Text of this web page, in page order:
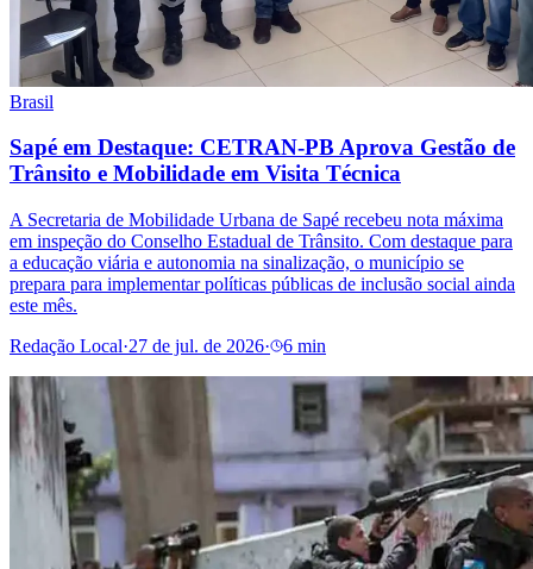
Brasil
Sapé em Destaque: CETRAN-PB Aprova Gestão de
Trânsito e Mobilidade em Visita Técnica
A Secretaria de Mobilidade Urbana de Sapé recebeu nota máxima
em inspeção do Conselho Estadual de Trânsito. Com destaque para
a educação viária e autonomia na sinalização, o município se
prepara para implementar políticas públicas de inclusão social ainda
este mês.
Redação Local·27 de jul. de 2026· 6 min